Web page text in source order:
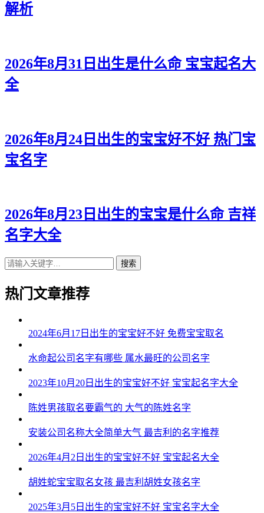
解析
2026年8月31日出生是什么命 宝宝起名大
全
2026年8月24日出生的宝宝好不好 热门宝
宝名字
2026年8月23日出生的宝宝是什么命 吉祥
名字大全
搜索
热门文章推荐
2024年6月17日出生的宝宝好不好 免费宝宝取名
水命起公司名字有哪些 属水最旺的公司名字
2023年10月20日出生的宝宝好不好 宝宝起名字大全
陈姓男孩取名要霸气的 大气的陈姓名字
安装公司名称大全简单大气 最吉利的名字推荐
2026年4月2日出生的宝宝好不好 宝宝起名大全
胡姓蛇宝宝取名女孩 最吉利胡姓女孩名字
2025年3月5日出生的宝宝好不好 宝宝名字大全